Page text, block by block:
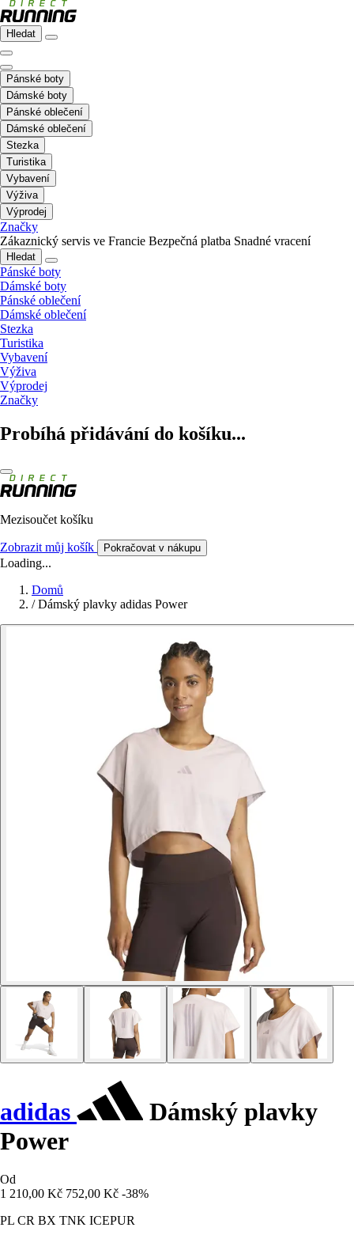
Hledat
Pánské boty
Dámské boty
Pánské oblečení
Dámské oblečení
Stezka
Turistika
Vybavení
Výživa
Výprodej
Značky
Zákaznický servis ve Francie Bezpečná platba Snadné vracení
Hledat
Pánské boty
Dámské boty
Pánské oblečení
Dámské oblečení
Stezka
Turistika
Vybavení
Výživa
Výprodej
Značky
Probíhá přidávání do košíku...
Mezisoučet košíku
Zobrazit můj košík Pokračovat v nákupu
Loading...
Domů
/ Dámský plavky adidas Power
adidas
Dámský plavky
Power
Od
1 210,00 Kč 752,00 Kč -38%
PL CR BX TNK ICEPUR